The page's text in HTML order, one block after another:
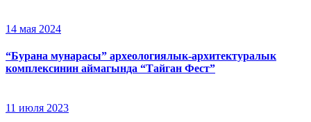
14 мая 2024
“Бурана мунарасы” археологиялык-архитектуралык
комплексинин аймагында “Тайган Фест”
11 июля 2023